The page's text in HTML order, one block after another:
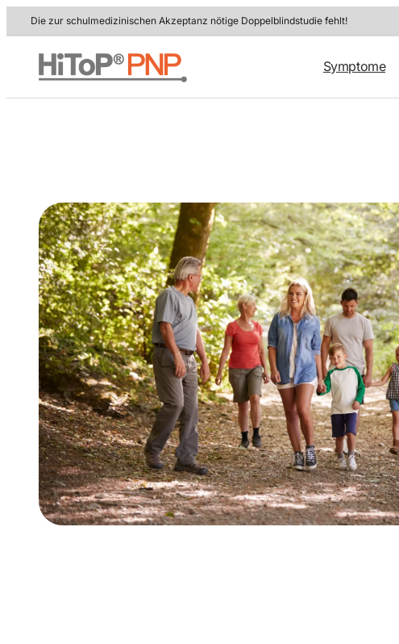
Zum
Inhalt
springen
Die zur schulmedizinischen Akzeptanz nötige Doppelblindstudie fehlt!
Symptome